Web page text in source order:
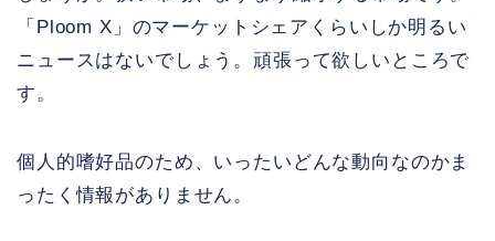
「Ploom X」のマーケットシェアくらいしか明るい
ニュースはないでしょう。頑張って欲しいところで
す。
個人的嗜好品のため、いったいどんな動向なのかま
ったく情報がありません。